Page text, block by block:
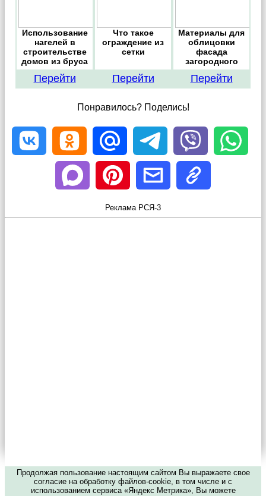
Использование
нагелей в
строительстве
домов из бруса
Перейти
Что такое
ограждение из
сетки
Перейти
Материалы для
облицовки
фасада
загородного
дома
Перейти
Понравилось? Поделись!
Реклама РСЯ-3
Продолжая пользование настоящим сайтом Вы выражаете свое
согласие на обработку файлов-cookie, в том числе и с
использованием сервиса «Яндекс Метрика», Вы можете